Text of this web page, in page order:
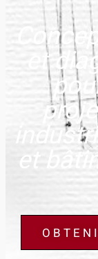
et
et